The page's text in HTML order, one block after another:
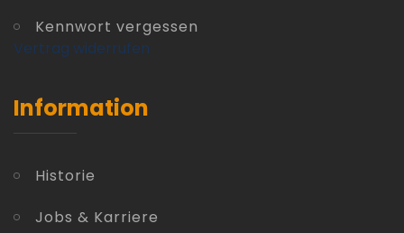
Kennwort vergessen
Vertrag widerrufen
Information
Historie
Jobs & Karriere